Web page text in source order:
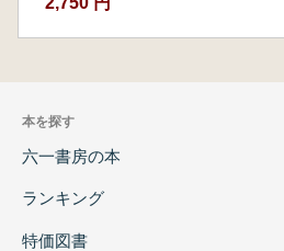
本を探す
六一書房の本
ランキング
特価図書